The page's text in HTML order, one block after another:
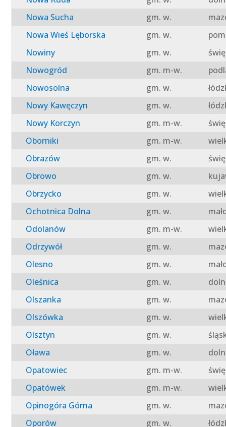
Nowa Sucha
gm. w.
Nowa Wieś Lęborska
gm. w.
Nowiny
gm. w.
Nowogród
gm. m-w.
Nowosolna
gm. w.
Nowy Kawęczyn
gm. w.
Nowy Korczyn
gm. m-w.
Oborniki
gm. m-w.
Obrazów
gm. w.
Obrowo
gm. w.
Obrzycko
gm. w.
Ochotnica Dolna
gm. w.
Odolanów
gm. m-w.
Odrzywół
gm. w.
Olesno
gm. w.
Oleśnica
gm. w.
Olszanka
gm. w.
Olszówka
gm. w.
Olsztyn
gm. w.
Oława
gm. w.
Opatowiec
gm. m-w.
Opatówek
gm. m-w.
Opinogóra Górna
gm. w.
Oporów
gm. w.